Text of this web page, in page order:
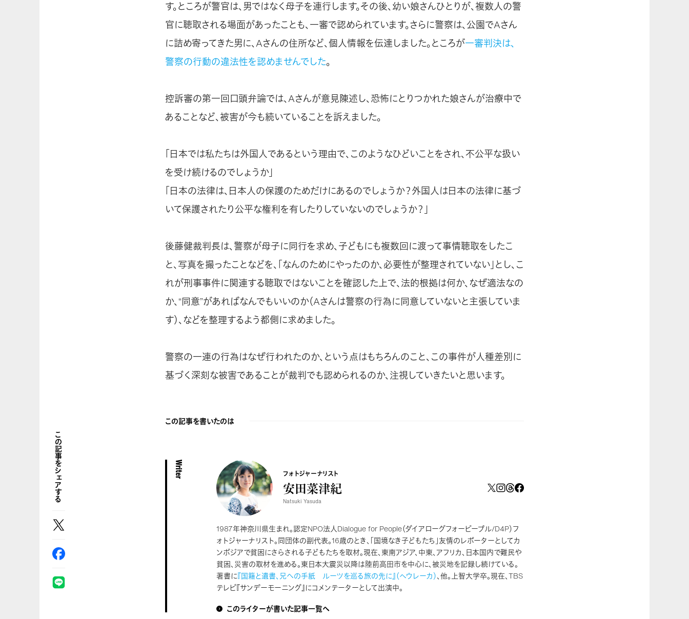
す。ところが警官は、男ではなく母子を連行します。その後、幼い娘さんひとりが、複数人の警
官に聴取される場面があったことも、一審で認められています。さらに警察は、公園でAさん
に詰め寄ってきた男に、Aさんの住所など、個人情報を伝達しました。ところが一審判決は、
警察の行動の違法性を認めませんでした。
控訴審の第一回口頭弁論では、Aさんが意見陳述し、恐怖にとりつかれた娘さんが治療中で
あることなど、被害が今も続いていることを訴えました。
「日本では私たちは外国人であるという理由で、このようなひどいことをされ、不公平な扱い
を受け続けるのでしょうか」
「日本の法律は、日本人の保護のためだけにあるのでしょうか？外国人は日本の法律に基づ
いて保護されたり公平な権利を有したりしていないのでしょうか？」
後藤健裁判長は、警察が母子に同行を求め、子どもにも複数回に渡って事情聴取をしたこ
と、写真を撮ったことなどを、「なんのためにやったのか、必要性が整理されていない」とし、こ
れが刑事事件に関連する聴取ではないことを確認した上で、法的根拠は何か、なぜ適法なの
か、“同意”があればなんでもいいのか（Aさんは警察の行為に同意していないと主張していま
す）、などを整理するよう都側に求めました。
警察の一連の行為はなぜ行われたのか、という点はもちろんのこと、この事件が人種差別に
基づく深刻な被害であることが裁判でも認められるのか、注視していきたいと思います。
この記事を書いたのは
Writer フォトジャーナリスト
安田菜津紀
Natsuki Yasuda
1987年神奈川県生まれ。認定NPO法人Dialogue for People（ダイアローグフォーピープル/D4P）フ
ォトジャーナリスト。同団体の副代表。16歳のとき、「国境なき子どもたち」友情のレポーターとしてカ
ンボジアで貧困にさらされる子どもたちを取材。現在、東南アジア、中東、アフリカ、日本国内で難民や
貧困、災害の取材を進める。東日本大震災以降は陸前高田市を中心に、被災地を記録し続けている。
著書に『国籍と遺書、兄への手紙 ルーツを巡る旅の先に』（ヘウレーカ）、他。上智大学卒。現在、TBS
テレビ『サンデーモーニング』にコメンテーターとして出演中。
このライターが書いた記事一覧へ
この記事をシェアする